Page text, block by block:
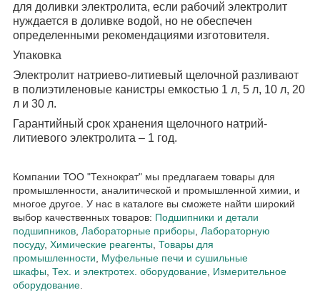
для доливки электролита, если рабочий электролит
нуждается в доливке водой, но не обеспечен
определенными рекомендациями изготовителя.
Упаковка
Электролит натриево-литиевый щелочной разливают
в полиэтиленовые канистры емкостью 1 л, 5 л, 10 л, 20
л и 30 л.
Гарантийный срок хранения щелочного натрий-
литиевого электролита – 1 год.
Компании ТОО "Технократ" мы предлагаем товары для
промышленности, аналитической и промышленной химии, и
многое другое. У нас в каталоге вы сможете найти широкий
выбор качественных товаров: Подшипники и детали
подшипников, Лабораторные приборы, Лабораторную
посуду, Химические реагенты, Товары для
промышленности, Муфельные печи и сушильные
шкафы, Тех. и электротех. оборудование, Измерительное
оборудование.